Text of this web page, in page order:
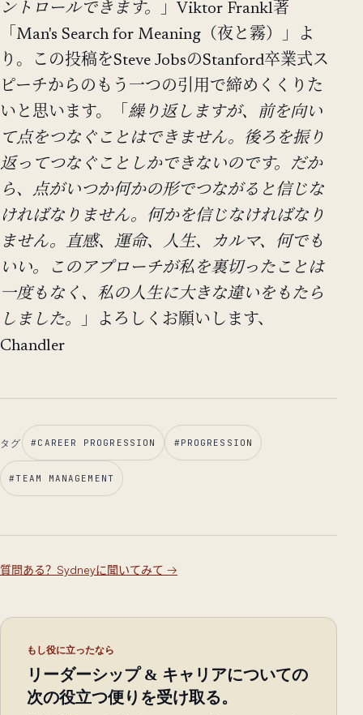
ントロールできます。
」Viktor Frankl著
「Man's Search for Meaning（夜と霧）」よ
り。この投稿をSteve JobsのStanford卒業式ス
ピーチからのもう一つの引用で締めくくりた
いと思います。「 繰り返しますが、前を向い
て点をつなぐことはできません。後ろを振り
返ってつなぐことしかできないのです。だか
ら、点がいつか何かの形でつながると信じな
ければなりません。何かを信じなければなり
ません。直感、運命、人生、カルマ、何でも
いい。このアプローチが私を裏切ったことは
一度もなく、私の人生に大きな違いをもたら
しました。
」よろしくお願いします、
Chandler
タグ #CAREER PROGRESSION #PROGRESSION
#TEAM MANAGEMENT
質問ある？Sydneyに聞いてみて →
もし役に立ったなら
リーダーシップ & キャリアについての
次の役立つ便りを受け取る。